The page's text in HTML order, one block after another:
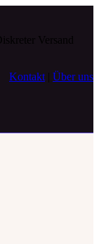
Kontakt
Über uns